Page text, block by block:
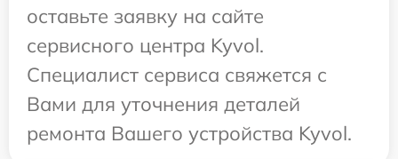
оставьте заявку на сайте
сервисного центра Kyvol.
Специалист сервиса свяжется с
Вами для уточнения деталей
ремонта Вашего устройства Kyvol.